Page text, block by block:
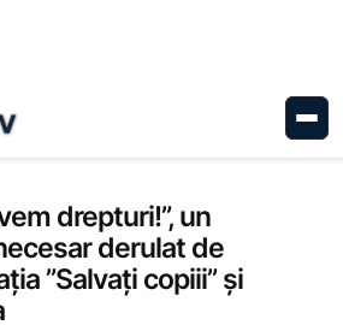
la zi
drepturi!”, un
derulat de
”Salvați copiii” și